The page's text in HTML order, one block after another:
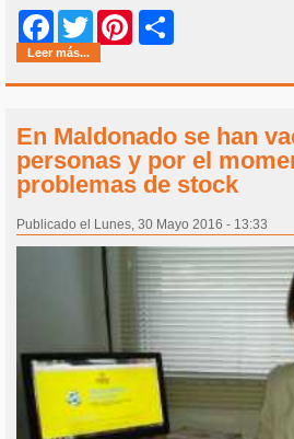
Facebook
Twitter Pinterest
Leer más...
En Maldonado se han
personas y por el
problemas de stock
Publicado el Lunes, 30 Mayo 2016 - 13:33